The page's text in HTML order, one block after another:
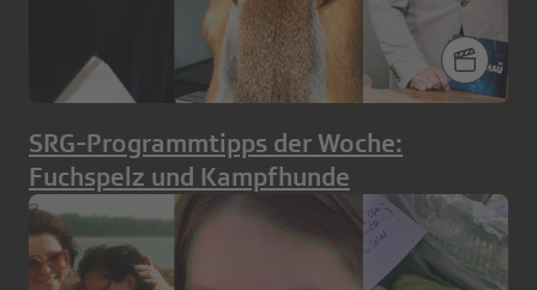
SRG-Programmtipps der Woche:
Fuchspelz und Kampfhunde